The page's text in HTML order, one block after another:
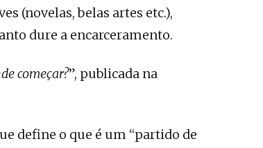
(novelas, belas artes etc.),
dure a encarceramento.
começar?”, publicada na
define o que é um “partido de